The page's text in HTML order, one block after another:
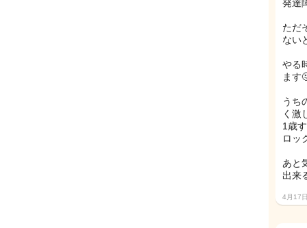
発達
ただ
ない
やる
ます
うち
く激
1歳
ロッ
あと
出来
4月17